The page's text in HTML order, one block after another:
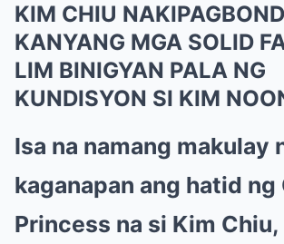
KIM CHIU
KANYANG MGA SOLID
LIM BINIGYAN PALA NG
KUNDISYON SI KIM
Isa na namang makulay
kaganapan ang hatid ng
Princess na si Kim Chiu,